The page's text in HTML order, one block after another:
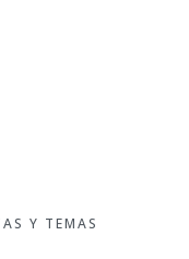
Y TEMAS